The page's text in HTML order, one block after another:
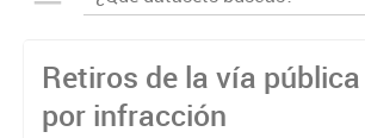
Retiros de la vía pública
por infracción